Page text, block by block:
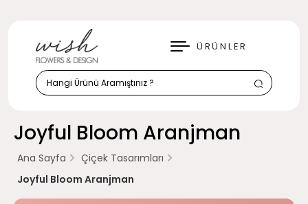
ÜRÜNLER
KAPAT
Joyful Bloom Aranjman
Ana Sayfa
Çiçek Tasarımları
Joyful Bloom Aranjman